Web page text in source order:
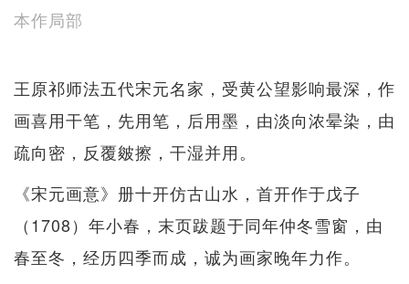
本作局部
王原祁师法五代宋元名家，受黄公望影响最深，作
画喜用干笔，先用笔，后用墨，由淡向浓晕染，由
疏向密，反覆皴擦，干湿并用。
《宋元画意》册十开仿古山水，首开作于戊子
（1708）年小春，末页跋题于同年仲冬雪窗，由
春至冬，经历四季而成，诚为画家晚年力作。